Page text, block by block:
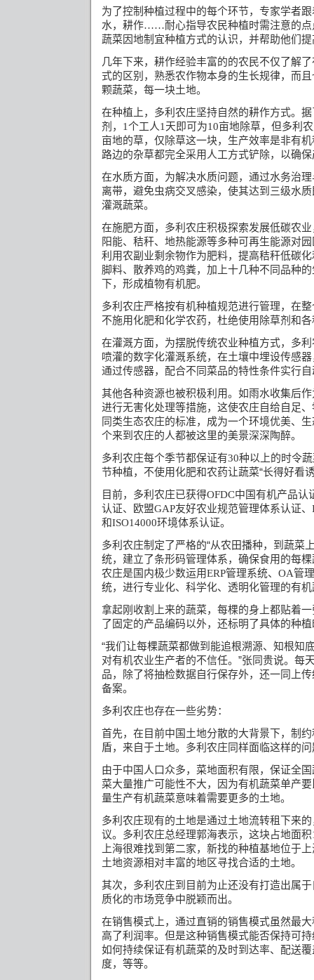
为了控制种植过程中的每个环节，专家学者
水，耕作……耐心指导农民种植时需注意的
蔬菜因地制宜种植方式的认识，并帮助他们
几年下来，耕作经验丰富的的农民不仅了解
式的区别，熟悉农作物本身的生长规律，而
颗蔬菜，每一块土地。
在种植上，多利农庄坚持自然的耕作方式。
剂， 1个工人1 天即可为10亩地除草，但多利
亩地的草，仅除草这一块，生产效率是非有
路边的杂草都完全采用人工方式铲除，以确
在水质方面，为解决水质问题，通过水务治
离带，避免虫病交叉感染，使其达到三级水
灌溉蔬菜。
在施肥方面，多利农庄积极探索发展低碳农
阳能、秸秆、地热能源等多种可再生能源对
利用农副业剩余物作为肥料，提高秸秆低碳
脚料、散养鸡的鸡粪，加上十几种不同品种
下，形成植物有机肥。
多利农庄严格按有机种植规范进行管理，在
不施用化肥和化学农药，杜绝使用除草剂和
在灌溉方面，为摆脱传统农业种植方式，多
喷灌的数字化灌溉系统，在土壤中埋设传感
通过传感器，配合不同菜品的特性条件实行
其他各种资源也被积极利用。如雨水收集后
进行无害化处理等措施，这使农庄自给自足
同类生态农庄的标准，成为一个环境优美、
个来到农庄的人都被这里的美景深深陶醉。
多利农庄每个季节都保证有30种以上的时令
节种植，不使用化肥和农药让蔬菜“长得好看
目前，多利农庄已获得OFDC中国有机产品认
认证、欧盟GAP友好农业规范管理体系认证、
和ISO14000环境体系认证。
多利农庄制定了严格的“从农田播种，到蔬菜
统，建立了条形码管理体系，确保食用的每
农庄是国内极少数运用ERP管理系统、 OA管
统，进行专业化、科学化、透明化管理的有
拿起刚收割上来的蔬菜，每棵的身上都贴着
了固定的产品编码以外，还标明了具体的种
“我们让每棵蔬菜都做到能追根溯源、知根知
对有机农业生产者的不信任。”张同贵说。每
品，除了将抽检数据自行保存外，还一同上
备案。
多利农庄也存在一些劣势：
首先，在目前中国土地分散的大背景下，制
盾，来自于土地。多利农庄同样面临这样的
由于中国人口众多，菜地面积有限，保证全
菜大量推广可能性不大，因为有机蔬菜单产
量生产有机蔬菜意味着需要更多的土地。
多利农庄现有的土地是通过土地流转租下来
议。多利农庄总经理郭海表示，这块占地面积
上海很难找到第二家，新找的种植基地位于
土地资源相对丰富的地区寻找合适的土地。
其次，多利农庄到目前为止还没有打造出属
质化的市场竞争中脱颖而出。
在销售模式上，通过直销的销售模式虽然最
高了利润率。但是这种销售模式能否保持可
如何持续保证有机蔬菜的及时到达率、配送
度，等等。